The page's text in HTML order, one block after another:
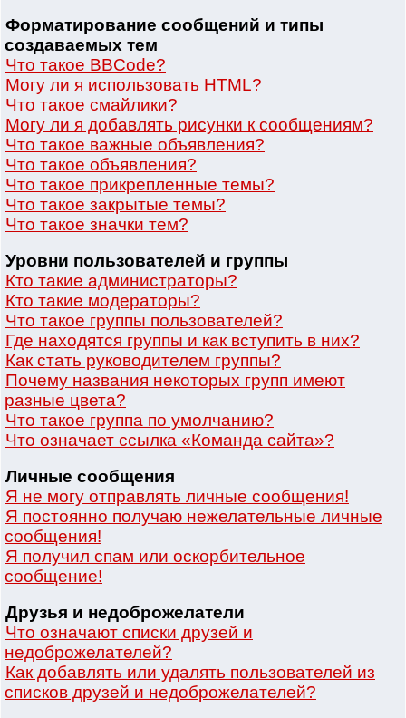
Форматирование сообщений и типы
создаваемых тем
Что такое BBCode?
Могу ли я использовать HTML?
Что такое смайлики?
Могу ли я добавлять рисунки к сообщениям?
Что такое важные объявления?
Что такое объявления?
Что такое прикрепленные темы?
Что такое закрытые темы?
Что такое значки тем?
Уровни пользователей и группы
Кто такие администраторы?
Кто такие модераторы?
Что такое группы пользователей?
Где находятся группы и как вступить в них?
Как стать руководителем группы?
Почему названия некоторых групп имеют
разные цвета?
Что такое группа по умолчанию?
Что означает ссылка «Команда сайта»?
Личные сообщения
Я не могу отправлять личные сообщения!
Я постоянно получаю нежелательные личные
сообщения!
Я получил спам или оскорбительное
сообщение!
Друзья и недоброжелатели
Что означают списки друзей и
недоброжелателей?
Как добавлять или удалять пользователей из
списков друзей и недоброжелателей?